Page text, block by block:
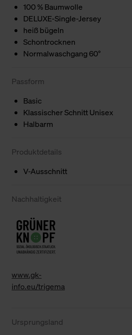
100 % Baumwolle
DELUXE-Single-Jersey
heiß bügeln
Schontrocknen
Normalwaschgang 60°
Passform
Basic
Klassischer Schnitt Unisex
Halbarm
Produktdetails
V-Ausschnitt
Nachhaltigkeit
www.gk-
info.eu/trigema
Ursprungsland